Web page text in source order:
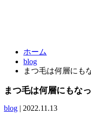
ホーム
blog
まつ毛は何層にも
まつ毛は何層にもな
blog | 2022.11.13